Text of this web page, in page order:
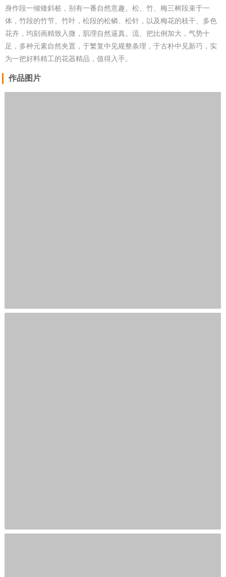
身作段一倾矮斜桩，别有一番自然意趣。松、竹、梅三树段束于一
体，竹段的竹节、竹叶，松段的松鳞、松针，以及梅花的枝干、多色
花卉，均刻画精致入微，肌理自然逼真。流、把比例加大，气势十
足，多种元素自然夹置，于繁复中见规整条理，于古朴中见新巧，实
为一把好料精工的花器精品，值得入手。
作品图片